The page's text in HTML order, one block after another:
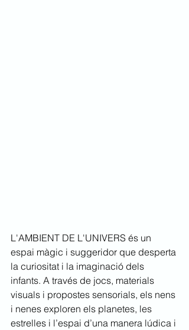
L'AMBIENT DE L'UNIVERS és un
espai màgic i suggeridor que desperta
la curiositat i la imaginació dels
infants. A través de jocs, materials
visuals i propostes sensorials, els nens
i nenes exploren els planetes, les
estrelles i l’espai d’una manera lúdica i